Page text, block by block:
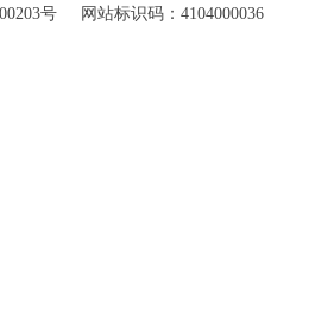
号 网站标识码：4104000036